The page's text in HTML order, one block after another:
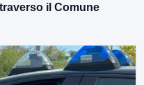
il Comune